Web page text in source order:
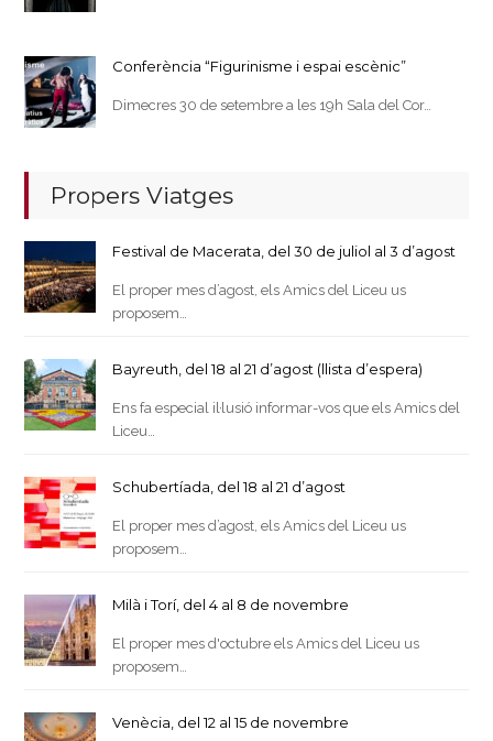
Conferència “Figurinisme i espai escènic”
Dimecres 30 de setembre a les 19h Sala del Cor…
Propers Viatges
Festival de Macerata, del 30 de juliol al 3 d’agost
El proper mes d’agost, els Amics del Liceu us
proposem…
Bayreuth, del 18 al 21 d’agost (llista d’espera)
Ens fa especial il·lusió informar-vos que els Amics del
Liceu…
Schubertíada, del 18 al 21 d’agost
El proper mes d’agost, els Amics del Liceu us
proposem…
Milà i Torí, del 4 al 8 de novembre
El proper mes d'octubre els Amics del Liceu us
proposem…
Venècia, del 12 al 15 de novembre